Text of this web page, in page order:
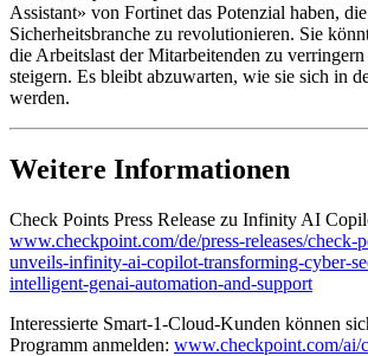
Assistant» von Fortinet das Potenzial haben,
Sicherheitsbranche zu revolutionieren. Sie
die Arbeitslast der Mitarbeitenden zu
steigern. Es bleibt abzuwarten, wie sie sich in
werden.
Weitere Informationen
Check Points Press Release zu Infinity AI
www.checkpoint.com/de/press-releases/check-
unveils-infinity-ai-copilot-transforming-cyber-
intelligent-genai-automation-and-support
Interessierte Smart-1-Cloud-Kunden können
Programm anmelden: www.checkpoint.com/ai/